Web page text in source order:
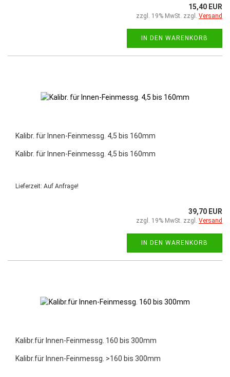
15,40 EUR
zzgl. 19% MwSt. zzgl. Versand
IN DEN WARENKORB
Kalibr. für Innen-Feinmessg. 4,5 bis 160mm
Kalibr. für Innen-Feinmessg. 4,5 bis 160mm
Lieferzeit: Auf Anfrage!
39,70 EUR
zzgl. 19% MwSt. zzgl. Versand
IN DEN WARENKORB
Kalibr.für Innen-Feinmessg. 160 bis 300mm
Kalibr.für Innen-Feinmessg. >160 bis 300mm